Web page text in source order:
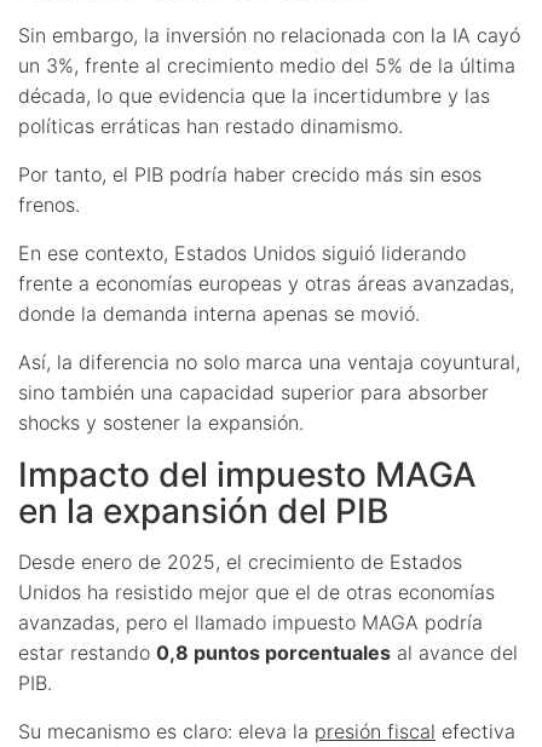
Sin embargo, la inversión no relacionada con la IA cayó
un 3%, frente al crecimiento medio del 5% de la última
década, lo que evidencia que la incertidumbre y las
políticas erráticas han restado dinamismo.
Por tanto, el PIB podría haber crecido más sin esos
frenos.
En ese contexto, Estados Unidos siguió liderando
frente a economías europeas y otras áreas avanzadas,
donde la demanda interna apenas se movió.
Así, la diferencia no solo marca una ventaja coyuntural,
sino también una capacidad superior para absorber
shocks y sostener la expansión.
Impacto del impuesto MAGA
en la expansión del PIB
Desde enero de 2025, el crecimiento de Estados
Unidos ha resistido mejor que el de otras economías
avanzadas, pero el llamado impuesto MAGA podría
estar restando 0,8 puntos porcentuales al avance del
PIB.
Su mecanismo es claro: eleva la presión fiscal efectiva